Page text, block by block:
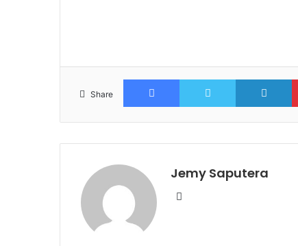
Share
Facebook Twitter
Jemy Saputera
Website